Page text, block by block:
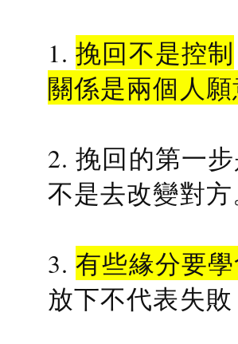
1.挽回不是控制
關係是兩個人
2. 挽回的第一
不是去改變對方
3.有些緣分要
放下不代表失